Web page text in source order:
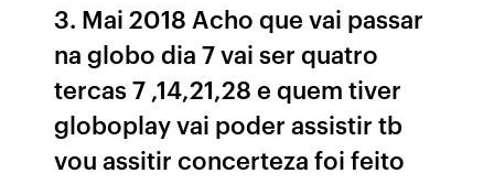
3. Mai 2018 Acho que vai passar
na globo dia 7 vai ser quatro
tercas 7 ,14,21,28 e quem tiver
globoplay vai poder assistir tb
vou assitir concerteza foi feito